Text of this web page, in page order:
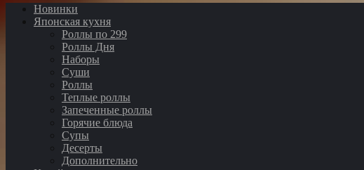
Новинки
Японская кухня
Роллы по 299
Роллы Дня
Наборы
Суши
Роллы
Теплые роллы
Запеченные роллы
Горячие блюда
Супы
Десерты
Дополнительно